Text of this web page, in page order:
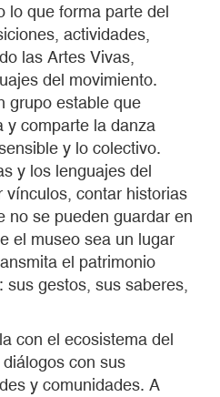
lo que forma parte del
actividades,
las Artes Vivas,
del movimiento.
grupo estable que
y comparte la danza
y lo colectivo.
y los lenguajes del
vínculos, contar historias
no se pueden guardar en
el museo sea un lugar
el patrimonio
sus gestos, sus saberes,
con el ecosistema del
con sus
y comunidades. A